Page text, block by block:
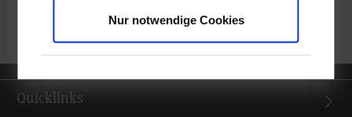
Nur notwendige Cookies
Ein herzlicher Dank geht an die Ski- und Snowboardlehrerinnen
und -lehrer für die tolle Betreuung.
Quicklinks